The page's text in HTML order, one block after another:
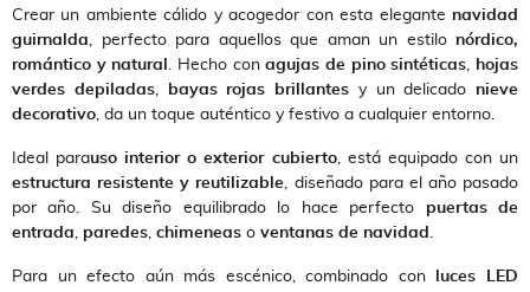
Crear un ambiente cálido y acogedor con esta elegante navidad
guirnalda, perfecto para aquellos que aman un estilo nórdico,
romántico y natural. Hecho conagujas de pino sintéticas, hojas
verdes depiladas, bayas rojas brillantes y un delicado nieve
decorativo, da un toque auténtico y festivo a cualquier entorno.
Ideal parauso interior o exterior cubierto, está equipado con un
estructura resistente y reutilizable, diseñado para el año pasado
por año. Su diseño equilibrado lo hace perfecto puertas de
entrada, paredes, chimeneas o ventanas de navidad .
Para un efecto aún más escénico, combinado con
luces LED